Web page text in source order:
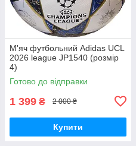
М'яч футбольний Adidas UCL
2026 league JP1540 (розмір
4)
Готово до відправки
1 399 ₴ 2 000 ₴
Купити